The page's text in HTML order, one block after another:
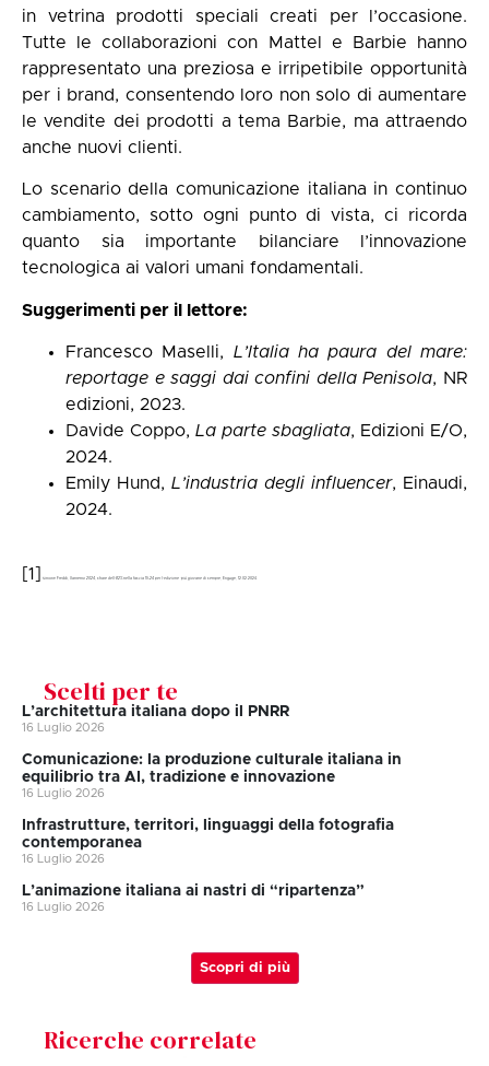
in vetrina prodotti speciali creati per l’occasione.
Tutte le collaborazioni con Mattel e Barbie hanno
rappresentato una preziosa e irripetibile opportunità
per i brand, consentendo loro non solo di aumentare
le vendite dei prodotti a tema Barbie, ma attraendo
anche nuovi clienti.
Lo scenario della comunicazione italiana in continuo
cambiamento, sotto ogni punto di vista, ci ricorda
quanto sia importante bilanciare l’innovazione
tecnologica ai valori umani fondamentali.
Suggerimenti per il lettore:
Francesco Maselli, L’Italia ha paura del mare:
reportage e saggi dai confini della Penisola, NR
edizioni, 2023.
Davide Coppo, La parte sbagliata, Edizioni E/O,
2024.
Emily Hund, L’industria degli influencer, Einaudi,
2024.
[1] Simone Freddi, Sanremo 2024, share dell’82% nella fascia 15-24 per l’edizione “più giovane di sempre , Engage, 12.02.2024.
Scelti per te
L’architettura italiana dopo il PNRR
16 Luglio 2026
Comunicazione: la produzione culturale italiana in
equilibrio tra AI, tradizione e innovazione
16 Luglio 2026
Infrastrutture, territori, linguaggi della fotografia
contemporanea
16 Luglio 2026
L’animazione italiana ai nastri di “ripartenza”
16 Luglio 2026
Scopri di più
Ricerche correlate